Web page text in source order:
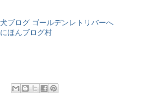
にほんブログ村